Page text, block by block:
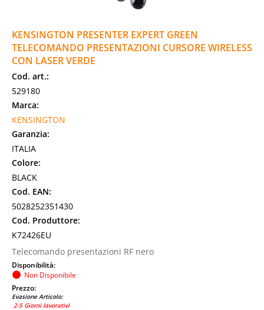
KENSINGTON PRESENTER EXPERT GREEN
TELECOMANDO PRESENTAZIONI CURSORE WIRELESS
CON LASER VERDE
Cod. art.:
529180
Marca:
KENSINGTON
Garanzia:
ITALIA
Colore:
BLACK
Cod. EAN:
5028252351430
Cod. Produttore:
K72426EU
Telecomando presentazioni RF nero
Disponibilità:
Non Disponibile
Prezzo:
Evasione Articolo:
2-5 Giorni lavorativi